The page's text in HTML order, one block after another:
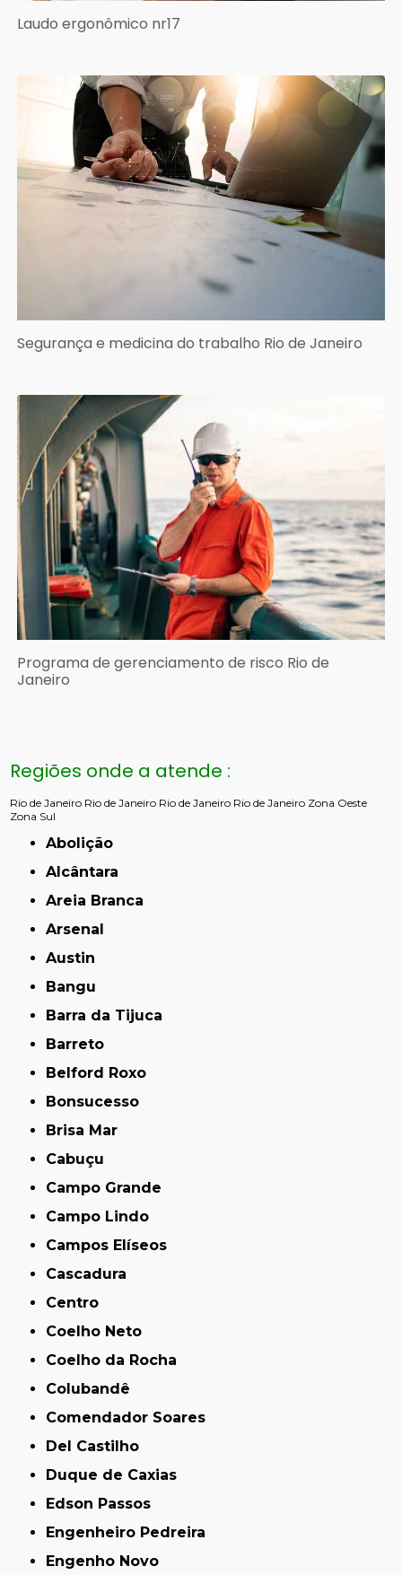
Laudo ergonômico nr17
Segurança e medicina do trabalho Rio de Janeiro
Programa de gerenciamento de risco Rio de
Janeiro
Regiões onde a atende :
Rio de Janeiro Rio de Janeiro Rio de Janeiro Rio de Janeiro Zona Oeste
Zona Sul
Abolição
Alcântara
Areia Branca
Arsenal
Austin
Bangu
Barra da Tijuca
Barreto
Belford Roxo
Bonsucesso
Brisa Mar
Cabuçu
Campo Grande
Campo Lindo
Campos Elíseos
Cascadura
Centro
Coelho Neto
Coelho da Rocha
Colubandê
Comendador Soares
Del Castilho
Duque de Caxias
Edson Passos
Engenheiro Pedreira
Engenho Novo